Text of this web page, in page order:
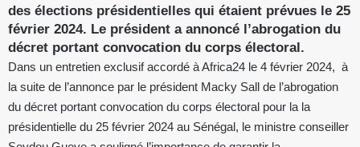
des élections présidentielles qui étaient prévues le 25
février 2024. Le président a annoncé l’abrogation du
décret portant convocation du corps électoral.
Dans un entretien exclusif accordé à Africa24 le 4 février 2024, à
la suite de l’annonce par le président Macky Sall de l’abrogation
du décret portant convocation du corps électoral pour la la
présidentielle du 25 février 2024 au Sénégal, le ministre conseiller